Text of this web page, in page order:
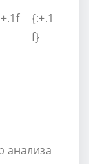
{:+.1
f}
анализа